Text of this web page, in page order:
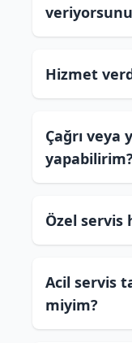
Hizmet
Çağrı veya
yapabilirim?
Özel
Acil servis
miyim?